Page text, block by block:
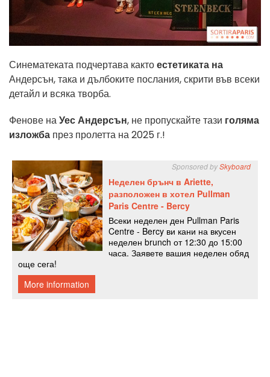
Синематеката подчертава кактоестетиката на
Андерсън, така и дълбоките послания, скрити във всеки
детайл и всяка творба.
Фенове наУес Андерсън, не пропускайте тази голяма
изложба през пролетта на 2025 г.!